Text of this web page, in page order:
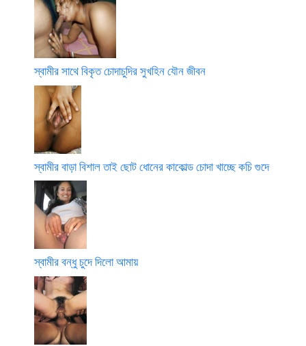
স্বামীর সাথে বিকৃত চোদাচুদির সুখহিন যৌন জীবন
স্বামীর বাড়া বিশাল তাই ছোট ধোনের কাকোল্ড চোদা খাচ্ছে কচি গুদে
স্বামীর বন্ধু চুদে দিলো আমায়